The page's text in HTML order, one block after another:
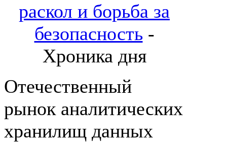
раскол и борьба за
безопасность-
Хроника дня
Отечественный
рынок аналитических
хранилищ данных